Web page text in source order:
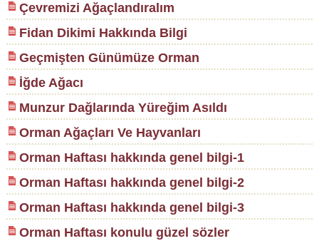
Çevremizi Ağaçlandıralım
Fidan Dikimi Hakkında Bilgi
Geçmişten Günümüze Orman
İğde Ağacı
Munzur Dağlarında Yüreğim Asıldı
Orman Ağaçları Ve Hayvanları
Orman Haftası hakkında genel bilgi-1
Orman Haftası hakkında genel bilgi-2
Orman Haftası hakkında genel bilgi-3
Orman Haftası konulu güzel sözler